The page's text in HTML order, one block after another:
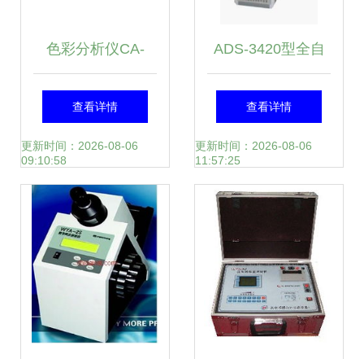
色彩分析仪CA-
210/CA310 专业供
应与租回收服务
查看详情
更新时间：2026-08-06
09:10:58
ADS-3420型全自
动热解吸仪 精准解
析，高效自控
查看详情
更新时间：2026-08-06
11:57:25